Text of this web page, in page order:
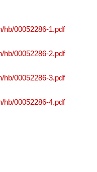
hb/00052286-1.pdf
hb/00052286-2.pdf
hb/00052286-3.pdf
hb/00052286-4.pdf